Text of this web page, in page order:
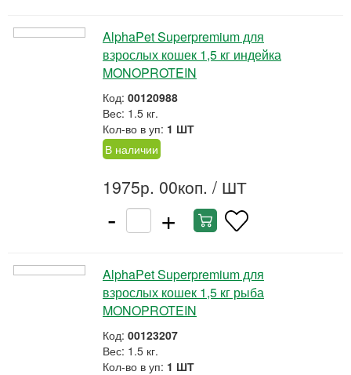
AlphaPet Superpremium для
взрослых кошек 1,5 кг индейка
MONOPROTEIN
Код: 00120988
Вес: 1.5 кг.
Кол-во в уп: 1 ШТ
В наличии
1975р. 00коп. / ШТ
- +
AlphaPet Superpremium для
взрослых кошек 1,5 кг рыба
MONOPROTEIN
Код: 00123207
Вес: 1.5 кг.
Кол-во в уп: 1 ШТ